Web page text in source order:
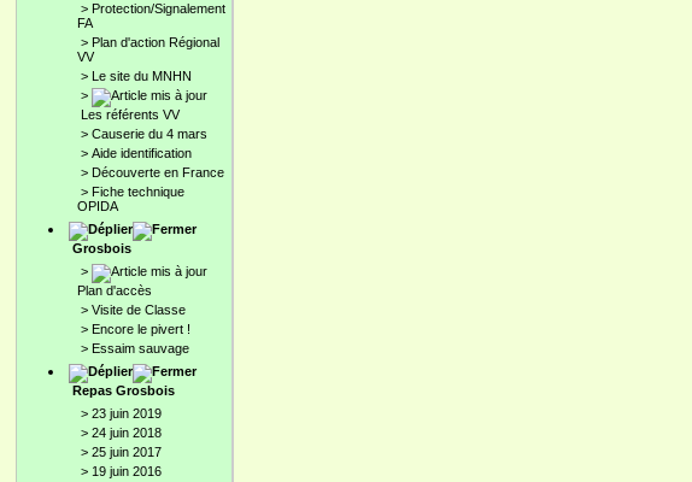
> Protection/Signalement
FA
> Plan d'action Régional
VV
> Le site du MNHN
>
Les référents VV
> Causerie du 4 mars
> Aide identification
> Découverte en France
> Fiche technique
OPIDA
Grosbois
>
Plan d'accès
> Visite de Classe
> Encore le pivert !
> Essaim sauvage
Repas Grosbois
> 23 juin 2019
> 24 juin 2018
> 25 juin 2017
> 19 juin 2016